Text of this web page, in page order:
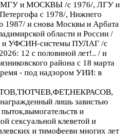
, МГУ и МОСКВЫ /с 1976/, ЛГУ и
с 1978/, Нижнего
1987/ и снова Москвы и Арбата
области и России /
и УФСИН-системы ПУЛАГ /с
12 с половиной лет!.. / и
района с 18 марта
- под надзором УИИ: в
лишь завистью
и
сексуальной клеветой и
и тимофеевн многих лет